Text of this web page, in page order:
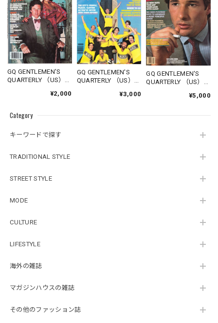
Category
キーワードで探す
TRADITIONAL STYLE
STREET STYLE
MODE
CULTURE
LIFESTYLE
海外の雑誌
マガジンハウスの雑誌
その他のファッション誌
GQ GENTLEMEN'S
QUARTERLY （US）
¥2,000
GQ GENTLEMEN'S
QUARTERLY （US）
¥3,000
GQ GENTLEMEN'S
QUARTERLY （US）
¥5,000